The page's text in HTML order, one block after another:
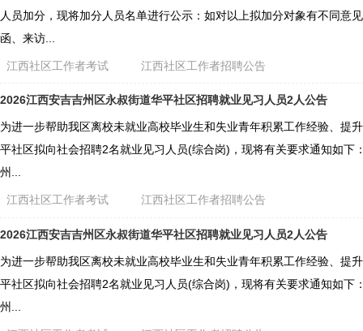
人员加分，现将加分人员名单进行公示：如对以上拟加分对象有不同意
函、来访...
江西社区工作者考试 江西社区工作者招聘公告
2026江西安吉吉州区永叔街道华平社区招聘就业见习人员2人公告
为进一步帮助我区离校未就业高校毕业生和失业青年积累工作经验、提
平社区拟向社会招聘2名就业见习人员(综合岗)，现将有关要求通知如下
州...
江西社区工作者考试 江西社区工作者招聘公告
2026江西安吉吉州区永叔街道华平社区招聘就业见习人员2人公告
为进一步帮助我区离校未就业高校毕业生和失业青年积累工作经验、提
平社区拟向社会招聘2名就业见习人员(综合岗)，现将有关要求通知如下
州...